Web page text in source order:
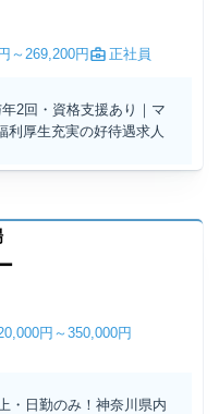
～ 269,200円 正社員
2回・資格支援あり｜マ
利厚生充実の好待遇求人
円～350,000円
・日勤のみ！神奈川県内